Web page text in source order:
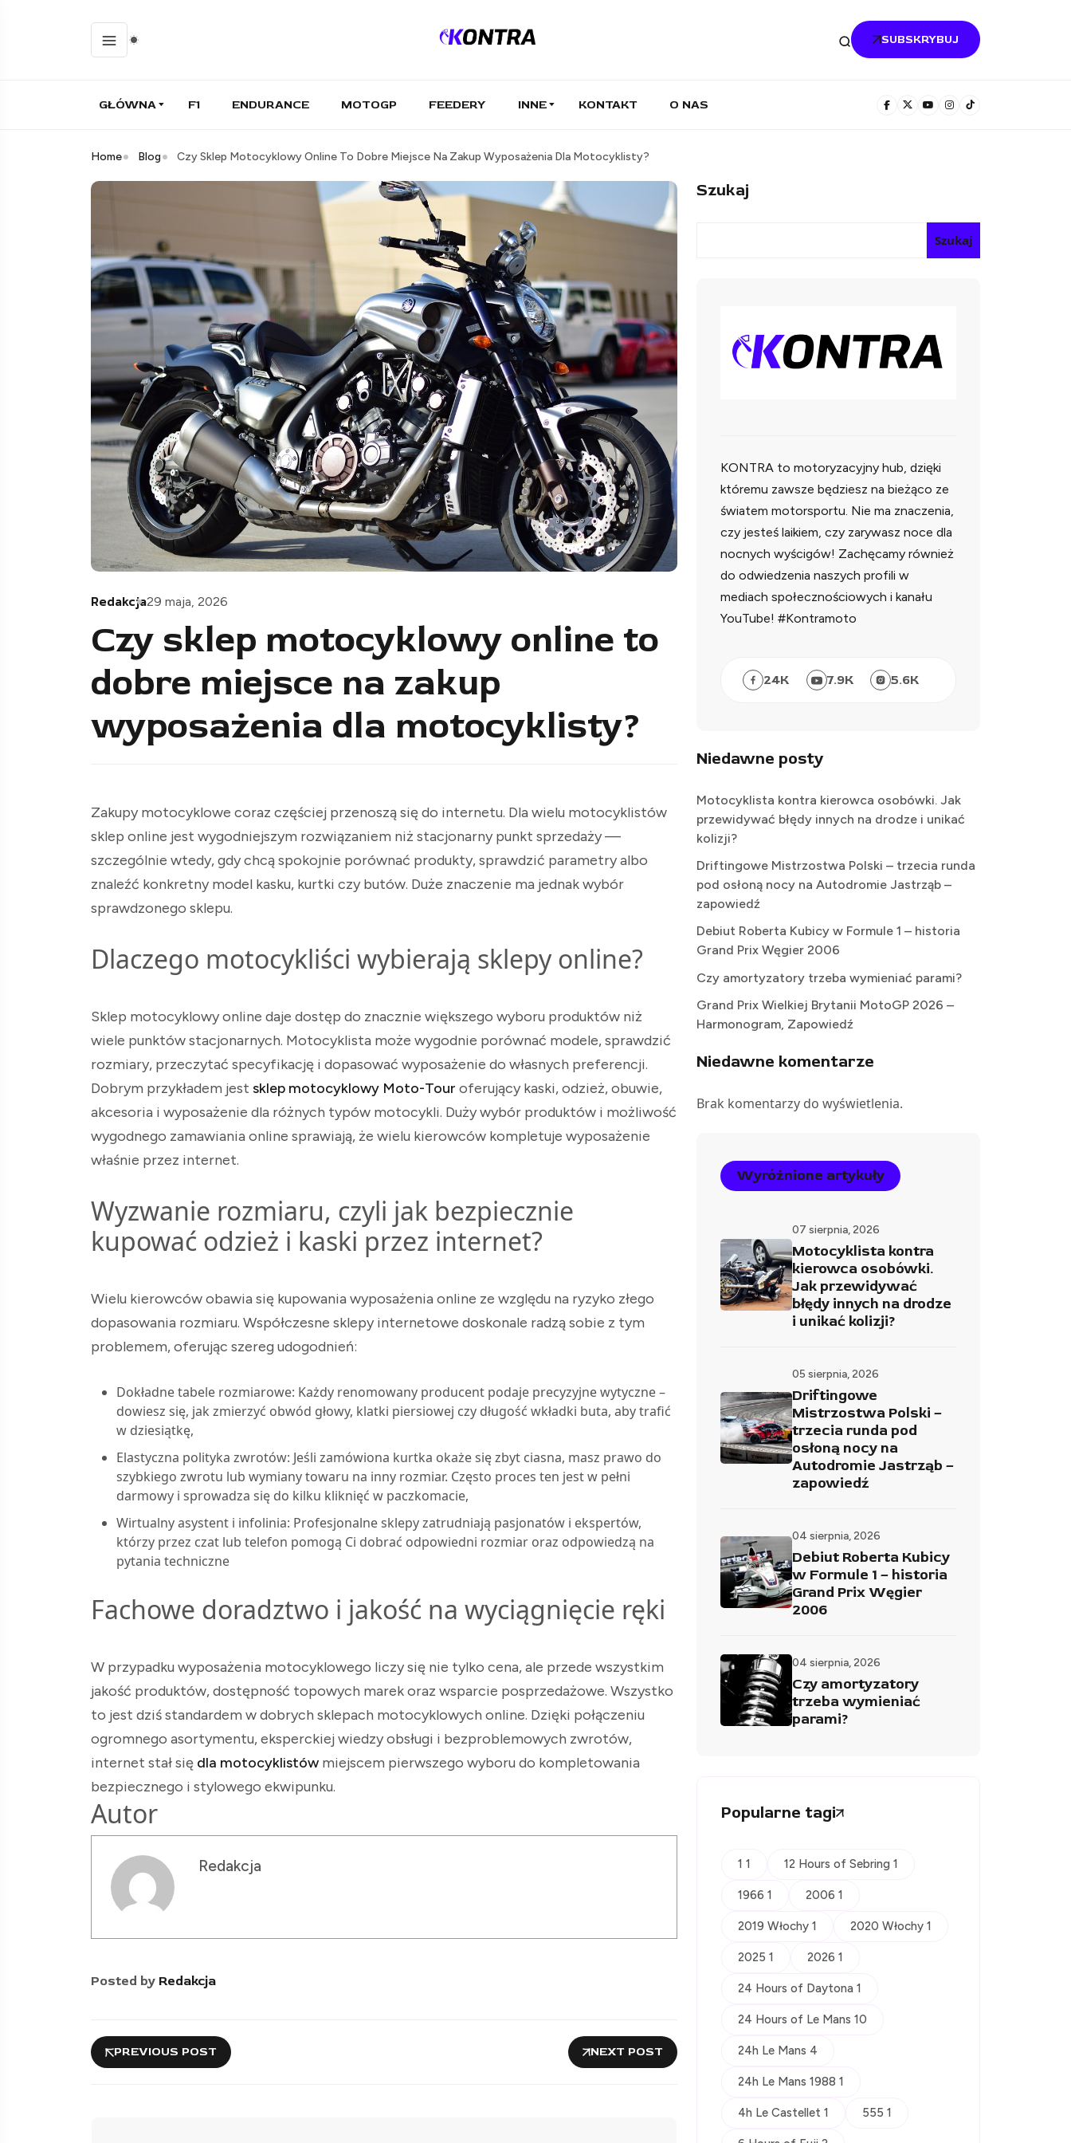
SUBSKRYBUJ
GŁÓWNA F1 ENDURANCE MOTOGP FEEDERY INNE KONTAKT O NAS
Home Blog Czy Sklep Motocyklowy Online To Dobre Miejsce Na Zakup Wyposażenia Dla Motocyklisty?
Redakcja29 maja, 2026
Czy sklep motocyklowy online to
dobre miejsce na zakup
wyposażenia dla motocyklisty?
Zakupy motocyklowe coraz częściej przenoszą się do internetu. Dla wielu motocyklistów
sklep online jest wygodniejszym rozwiązaniem niż stacjonarny punkt sprzedaży —
szczególnie wtedy, gdy chcą spokojnie porównać produkty, sprawdzić parametry albo
znaleźć konkretny model kasku, kurtki czy butów. Duże znaczenie ma jednak wybór
sprawdzonego sklepu.
Dlaczego motocykliści wybierają sklepy online?
Sklep motocyklowy online daje dostęp do znacznie większego wyboru produktów niż
wiele punktów stacjonarnych. Motocyklista może wygodnie porównać modele, sprawdzić
rozmiary, przeczytać specyfikację i dopasować wyposażenie do własnych preferencji.
Dobrym przykładem jest sklep motocyklowy Moto-Tour oferujący kaski, odzież, obuwie,
akcesoria i wyposażenie dla różnych typów motocykli. Duży wybór produktów i możliwość
wygodnego zamawiania online sprawiają, że wielu kierowców kompletuje wyposażenie
właśnie przez internet.
Wyzwanie rozmiaru, czyli jak bezpiecznie
kupować odzież i kaski przez internet?
Wielu kierowców obawia się kupowania wyposażenia online ze względu na ryzyko złego
dopasowania rozmiaru. Współczesne sklepy internetowe doskonale radzą sobie z tym
problemem, oferując szereg udogodnień:
Dokładne tabele rozmiarowe: Każdy renomowany producent podaje precyzyjne wytyczne –
dowiesz się, jak zmierzyć obwód głowy, klatki piersiowej czy długość wkładki buta, aby trafić
w dziesiątkę,
Elastyczna polityka zwrotów: Jeśli zamówiona kurtka okaże się zbyt ciasna, masz prawo do
szybkiego zwrotu lub wymiany towaru na inny rozmiar. Często proces ten jest w pełni
darmowy i sprowadza się do kilku kliknięć w paczkomacie,
Wirtualny asystent i infolinia: Profesjonalne sklepy zatrudniają pasjonatów i ekspertów,
którzy przez czat lub telefon pomogą Ci dobrać odpowiedni rozmiar oraz odpowiedzą na
pytania techniczne
Fachowe doradztwo i jakość na wyciągnięcie ręki
W przypadku wyposażenia motocyklowego liczy się nie tylko cena, ale przede wszystkim
jakość produktów, dostępność topowych marek oraz wsparcie posprzedażowe. Wszystko
to jest dziś standardem w dobrych sklepach motocyklowych online. Dzięki połączeniu
ogromnego asortymentu, eksperckiej wiedzy obsługi i bezproblemowych zwrotów,
internet stał się dla motocyklistów miejscem pierwszego wyboru do kompletowania
bezpiecznego i stylowego ekwipunku.
Autor
Redakcja
Posted by Redakcja
PREVIOUS POST NEXT POST
Szukaj
Szukaj
KONTRA to motoryzacyjny hub, dzięki
któremu zawsze będziesz na bieżąco ze
światem motorsportu. Nie ma znaczenia,
czy jesteś laikiem, czy zarywasz noce dla
nocnych wyścigów! Zachęcamy również
do odwiedzenia naszych profili w
mediach społecznościowych i kanału
YouTube! #Kontramoto
24K 7.9K 5.6K
Niedawne posty
Motocyklista kontra kierowca osobówki. Jak
przewidywać błędy innych na drodze i unikać
kolizji?
Driftingowe Mistrzostwa Polski – trzecia runda
pod osłoną nocy na Autodromie Jastrząb –
zapowiedź
Debiut Roberta Kubicy w Formule 1 – historia
Grand Prix Węgier 2006
Czy amortyzatory trzeba wymieniać parami?
Grand Prix Wielkiej Brytanii MotoGP 2026 –
Harmonogram, Zapowiedź
Niedawne komentarze
Brak komentarzy do wyświetlenia.
Wyróżnione artykuły
07 sierpnia, 2026
Motocyklista kontra
kierowca osobówki.
Jak przewidywać
błędy innych na drodze
i unikać kolizji?
05 sierpnia, 2026
Driftingowe
Mistrzostwa Polski –
trzecia runda pod
osłoną nocy na
Autodromie Jastrząb –
zapowiedź
04 sierpnia, 2026
Debiut Roberta Kubicy
w Formule 1 – historia
Grand Prix Węgier
2006
04 sierpnia, 2026
Czy amortyzatory
trzeba wymieniać
parami?
Popularne tagi
1 1 12 Hours of Sebring 1
1966 1 2006 1
2019 Włochy 1 2020 Włochy 1
2025 1 2026 1
24 Hours of Daytona 1
24 Hours of Le Mans 10
24h Le Mans 4
24h Le Mans 1988 1
4h Le Castellet 1 555 1